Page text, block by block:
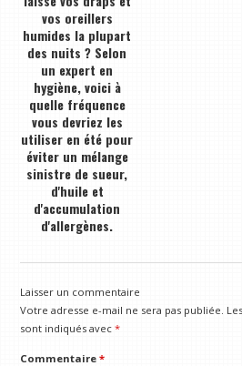
vos oreillers
humides la plupart
des nuits ? Selon
un expert en
hygiène, voici à
quelle fréquence
vous devriez les
utiliser en été pour
éviter un mélange
sinistre de sueur,
d'huile et
d'accumulation
d'allergènes.
Laisser un commentaire
Votre adresse e-mail ne sera pas publiée.
sont indiqués avec*
Commentaire*